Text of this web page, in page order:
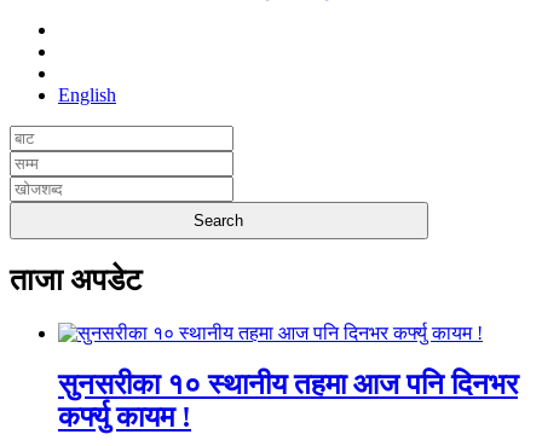
English
ताजा अपडेट
सुनसरीका १० स्थानीय तहमा आज पनि दिनभर
कर्फ्यु कायम !